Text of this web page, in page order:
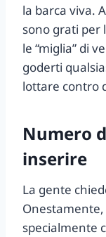
la barca viva.
sono grati per
le “miglia” di
goderti
lottare contro
Numero
inserire
La gente
specialmente